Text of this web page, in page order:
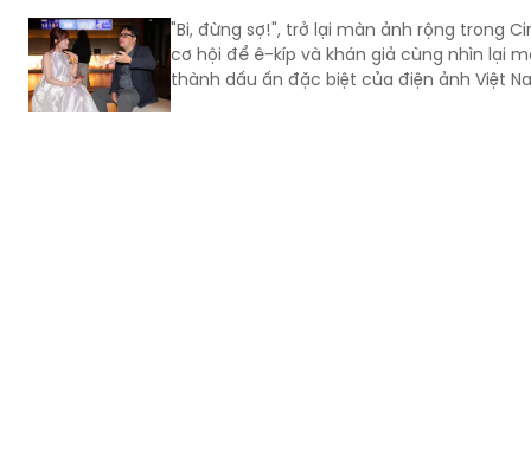
thành dấu ấn đặc biệt của điện ảnh Việt